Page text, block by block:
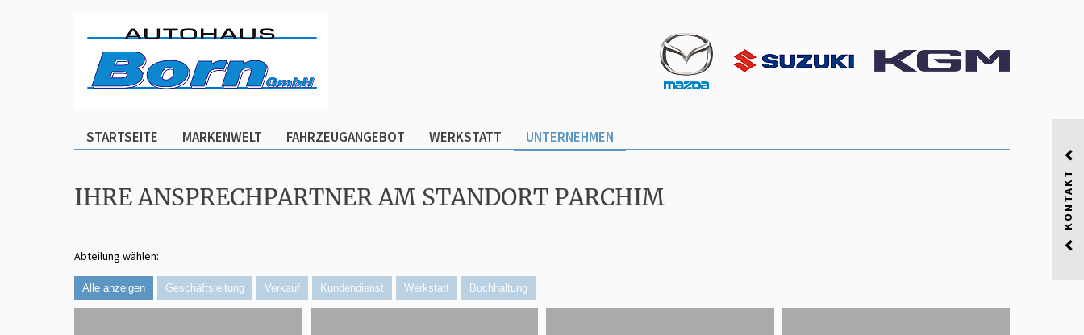
KONTAKT
STARTSEITE MARKENWELT FAHRZEUGANGEBOT WERKSTATT UNTERNEHMEN
IHRE ANSPRECHPARTNER AM STANDORT PARCHIM
Abteilung wählen:
Alle anzeigen Geschäftsleitung Verkauf Kundendienst Werkstatt Buchhaltung